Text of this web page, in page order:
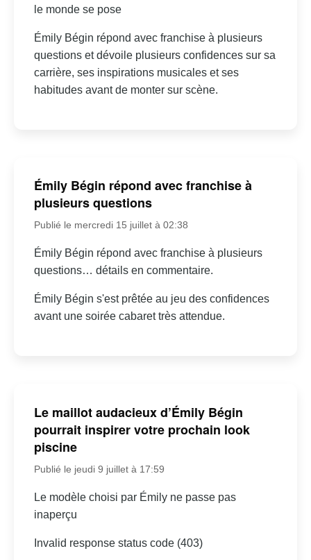
le monde se pose
Émily Bégin répond avec franchise à plusieurs
questions et dévoile plusieurs confidences sur sa
carrière, ses inspirations musicales et ses
habitudes avant de monter sur scène.
Émily Bégin répond avec franchise à
plusieurs questions
Publié le mercredi 15 juillet à 02:38
Émily Bégin répond avec franchise à plusieurs
questions… détails en commentaire.
Émily Bégin s'est prêtée au jeu des confidences
avant une soirée cabaret très attendue.
Le maillot audacieux d’Émily Bégin
pourrait inspirer votre prochain look
piscine
Publié le jeudi 9 juillet à 17:59
Le modèle choisi par Émily ne passe pas
inaperçu
Invalid response status code (403)